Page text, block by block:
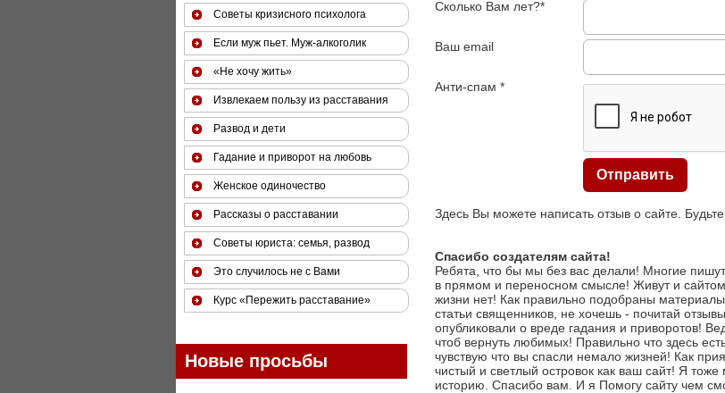
Сколько Вам лет?*
Ваш email
Анти-спам *
Здесь Вы можете написать отзыв о сайте.
Спасибо создателям сайта!
Ребята, что бы мы без вас делали! Многие
в прямом и переносном смысле! Живут и
жизни нет! Как правильно подобраны
статьи священников, не хочешь - почитай
опубликовали о вреде гадания и приворотов!
чтоб вернуть любимых! Правильно что здесь
чувствую что вы спасли немало жизней! Как
чистый и светлый островок как ваш сайт! Я
историю. Спасибо вам. И я Помогу сайту чем
Советы кризисного психолога
Если муж пьет. Муж-алкоголик
«Не хочу жить»
Извлекаем пользу из расставания
Развод и дети
Гадание и приворот на любовь
Женское одиночество
Рассказы о расставании
Советы юриста: семья, развод
Это случилось не с Вами
Курс «Пережить расставание»
Новые просьбы